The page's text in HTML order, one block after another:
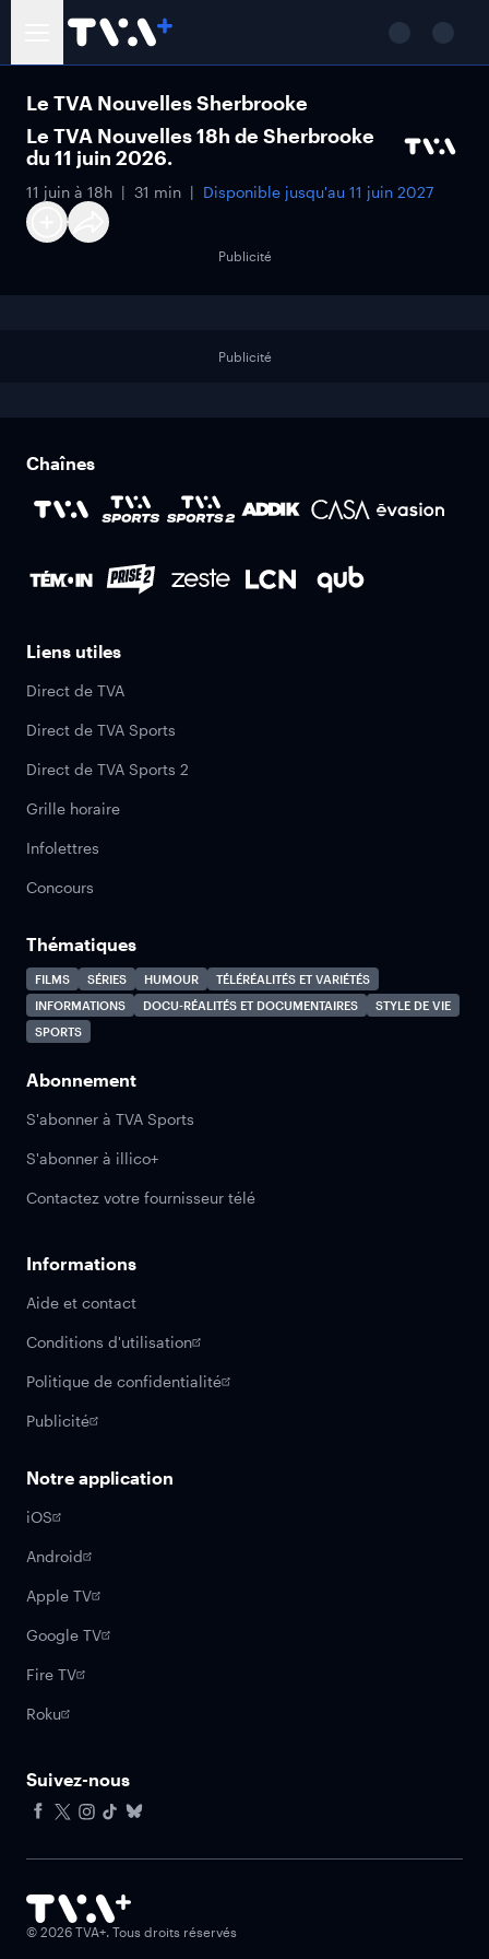
Le TVA Nouvelles Sherbrooke
Le TVA Nouvelles 18h de Sherbrooke
du 11 juin 2026.
11 juin à 18h 31 min Disponible jusqu'au 11 juin 2027
Publicité
Publicité
Chaînes
Liens utiles
Direct de TVA
Direct de TVA Sports
Direct de TVA Sports 2
Grille horaire
Infolettres
Concours
Thématiques
FILMS SÉRIES HUMOUR
TÉLÉRÉALITÉS ET VARIÉTÉS
INFORMATIONS
DOCU-RÉALITÉS ET DOCUMENTAIRES
STYLE DE VIE
SPORTS
Abonnement
S'abonner à TVA Sports
S'abonner à illico+
Contactez votre fournisseur télé
Informations
Aide et contact
Conditions d'utilisation
Politique de confidentialité
Publicité
Notre application
iOS
Android
Apple TV
Google TV
Fire TV
Roku
Suivez-nous
© 2026 TVA+. Tous droits réservés